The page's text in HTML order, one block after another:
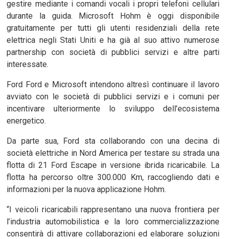
gestire mediante i comandi vocali i propri telefoni cellulari
durante la guida. Microsoft Hohm è oggi disponibile
gratuitamente per tutti gli utenti residenziali della rete
elettrica negli Stati Uniti e ha già al suo attivo numerose
partnership con società di pubblici servizi e altre parti
interessate.
Ford Ford e Microsoft intendono altresì continuare il lavoro
avviato con le società di pubblici servizi e i comuni per
incentivare ulteriormente lo sviluppo dell’ecosistema
energetico.
Da parte sua, Ford sta collaborando con una decina di
società elettriche in Nord America per testare su strada una
flotta di 21 Ford Escape in versione ibrida ricaricabile. La
flotta ha percorso oltre 300.000 Km, raccogliendo dati e
informazioni per la nuova applicazione Hohm.
“I veicoli ricaricabili rappresentano una nuova frontiera per
l’industria automobilistica e la loro commercializzazione
consentirà di attivare collaborazioni ed elaborare soluzioni